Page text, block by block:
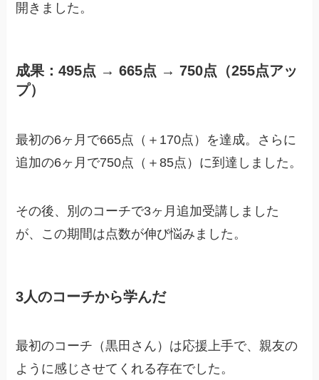
開きました。
成果：495点 → 665点 → 750点（255点アッ
プ）
最初の6ヶ月で665点（＋170点）を達成。さらに
追加の6ヶ月で750点（＋85点）に到達しました。
その後、別のコーチで3ヶ月追加受講しました
が、この期間は点数が伸び悩みました。
3人のコーチから学んだ
最初のコーチ（黒田さん）は応援上手で、親友の
ように感じさせてくれる存在でした。